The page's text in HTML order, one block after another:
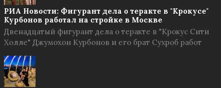
РИА Новости: Фигурант дела о теракте в "Крокусе"
Курбонов работал на стройке в Москве
Двенадцатый фигурант дела о теракте в "Крокус Сити
Холле" Джумохон Курбонов и его брат Сухроб работ